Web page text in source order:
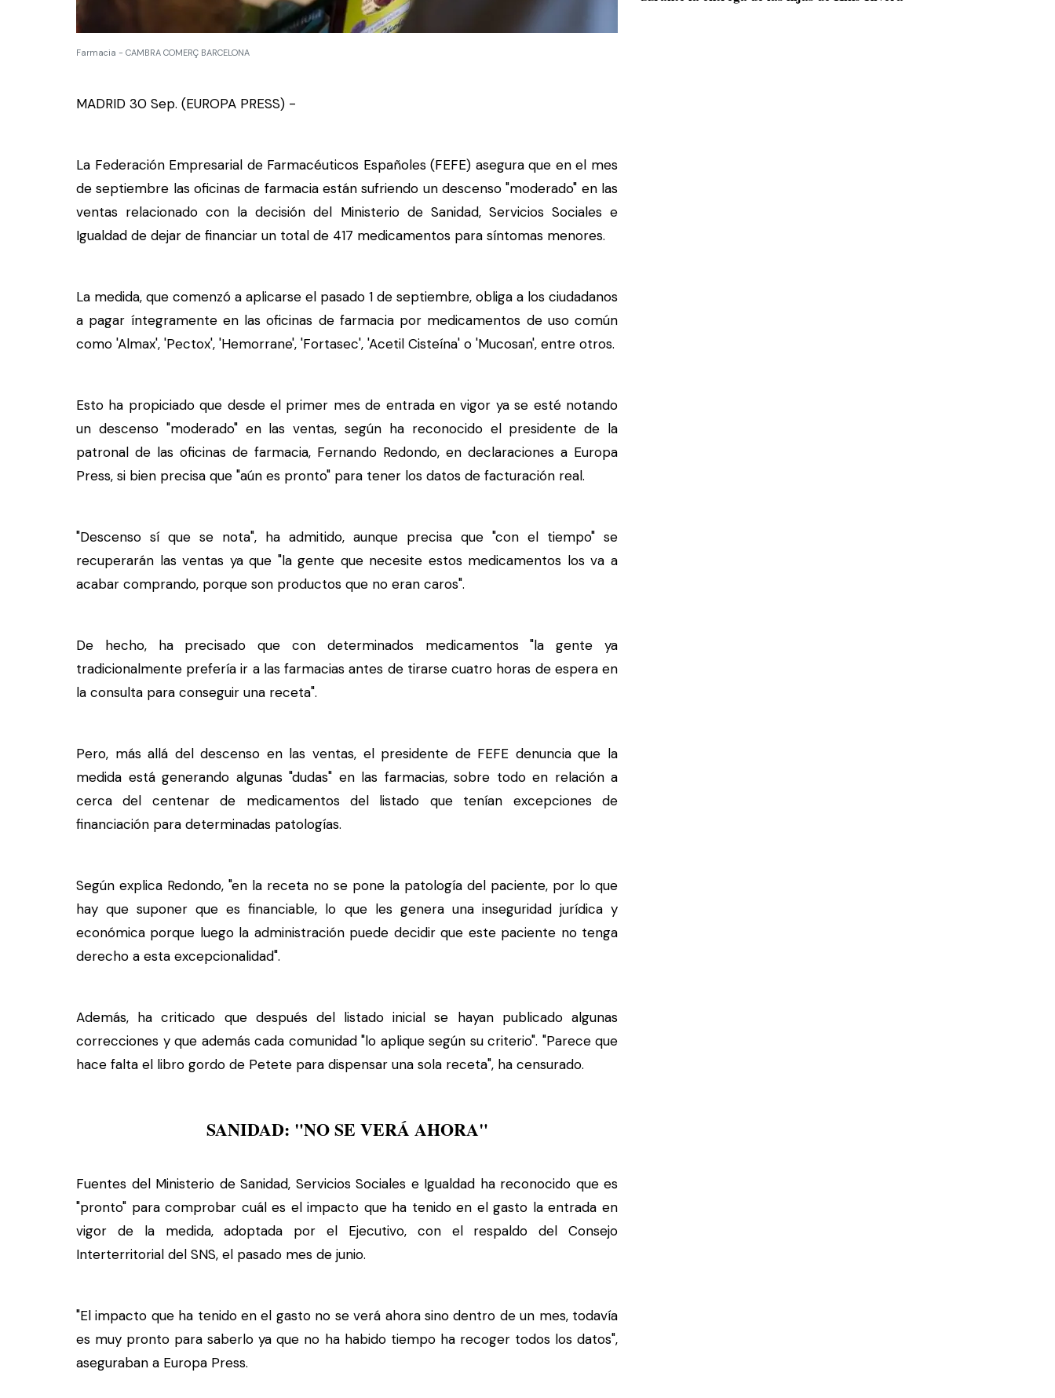
Farmacia - CAMBRA COMERÇ BARCELONA
MADRID 30 Sep. (EUROPA PRESS) -
La Federación Empresarial de Farmacéuticos Españoles (FEFE) asegura que en el mes
de septiembre las oficinas de farmacia están sufriendo un descenso "moderado" en las
ventas relacionado con la decisión del Ministerio de Sanidad, Servicios Sociales e
Igualdad de dejar de financiar un total de 417 medicamentos para síntomas menores.
La medida, que comenzó a aplicarse el pasado 1 de septiembre, obliga a los ciudadanos
a pagar íntegramente en las oficinas de farmacia por medicamentos de uso común
como 'Almax', 'Pectox', 'Hemorrane', 'Fortasec', 'Acetil Cisteína' o 'Mucosan', entre otros.
Esto ha propiciado que desde el primer mes de entrada en vigor ya se esté notando
un descenso "moderado" en las ventas, según ha reconocido el presidente de la
patronal de las oficinas de farmacia, Fernando Redondo, en declaraciones a Europa
Press, si bien precisa que "aún es pronto" para tener los datos de facturación real.
"Descenso sí que se nota", ha admitido, aunque precisa que "con el tiempo" se
recuperarán las ventas ya que "la gente que necesite estos medicamentos los va a
acabar comprando, porque son productos que no eran caros".
De hecho, ha precisado que con determinados medicamentos "la gente ya
tradicionalmente prefería ir a las farmacias antes de tirarse cuatro horas de espera en
la consulta para conseguir una receta".
Pero, más allá del descenso en las ventas, el presidente de FEFE denuncia que la
medida está generando algunas "dudas" en las farmacias, sobre todo en relación a
cerca del centenar de medicamentos del listado que tenían excepciones de
financiación para determinadas patologías.
Según explica Redondo, "en la receta no se pone la patología del paciente, por lo que
hay que suponer que es financiable, lo que les genera una inseguridad jurídica y
económica porque luego la administración puede decidir que este paciente no tenga
derecho a esta excepcionalidad".
Además, ha criticado que después del listado inicial se hayan publicado algunas
correcciones y que además cada comunidad "lo aplique según su criterio". "Parece que
hace falta el libro gordo de Petete para dispensar una sola receta", ha censurado.
SANIDAD: "NO SE VERÁ AHORA"
Fuentes del Ministerio de Sanidad, Servicios Sociales e Igualdad ha reconocido que es
"pronto" para comprobar cuál es el impacto que ha tenido en el gasto la entrada en
vigor de la medida, adoptada por el Ejecutivo, con el respaldo del Consejo
Interterritorial del SNS, el pasado mes de junio.
"El impacto que ha tenido en el gasto no se verá ahora sino dentro de un mes, todavía
es muy pronto para saberlo ya que no ha habido tiempo ha recoger todos los datos",
aseguraban a Europa Press.